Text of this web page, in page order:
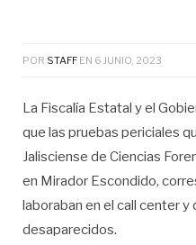
POR STAFF EN 6 JUNIO, 2023
La Fiscalía Estatal y el
que las pruebas periciales
Jalisciense de Ciencias
en Mirador Escondido,
laboraban en el call center y
desaparecidos.